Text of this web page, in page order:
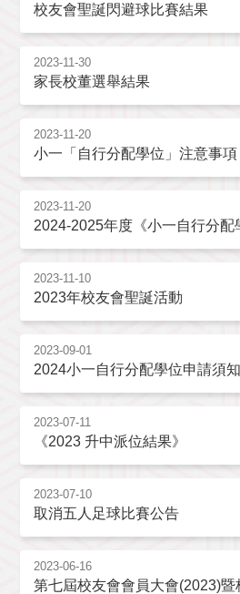
校友會聖誕閃避球比賽結果
2023-11-30
家長校董選舉結果
2023-11-20
小一「自行分配學位」注意事項
2023-11-20
2024-2025年度《小一自行分配
2023-11-10
2023年校友會聖誕活動
2023-09-01
2024小一自行分配學位申請須知
2023-07-11
《2023 升中派位結果》
2023-07-10
取消五人足球比賽公告
2023-06-16
第七屆校友會會員大會(2023)暨